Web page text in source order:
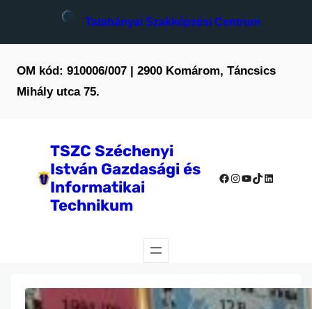
Tatabányai Szakképzési Centrum
OM kód: 910006/007 | 2900 Komárom, Táncsics
Mihály utca 75.
TSZC Széchenyi
István Gazdasági és
Informatikai
Technikum
Facebook
Instagram
YouTube
TikTok
LinkedIn